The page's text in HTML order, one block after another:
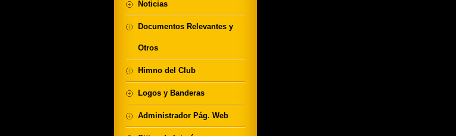
Noticias
Documentos Relevantes y
Otros
Himno del Club
Logos y Banderas
Administrador Pág. Web